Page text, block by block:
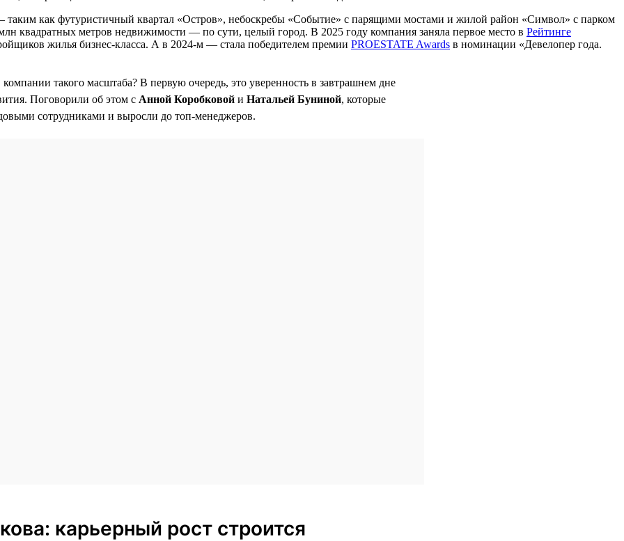
как футуристичный квартал «Остров», небоскребы «Событие» с парящими мостами и жилой район «Символ» с парком
квадратных метров недвижимости — по сути, целый город. В 2025 году компания заняла первое место в Рейтинге
жилья бизнес-класса. А в 2024-м — стала победителем премии PROESTATE Awards в номинации «Девелопер года.
такого масштаба? В первую очередь, это уверенность в завтрашнем дне
Поговорили об этом с Анной Коробковой и Натальей Буниной, которые
сотрудниками и выросли до топ-менеджеров.
карьерный рост строится